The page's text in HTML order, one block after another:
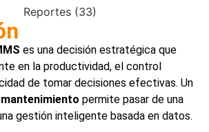
es una decisión estratégica que
en la productividad, el control
de tomar decisiones efectivas. Un
permite pasar de una
gestión inteligente basada en datos.